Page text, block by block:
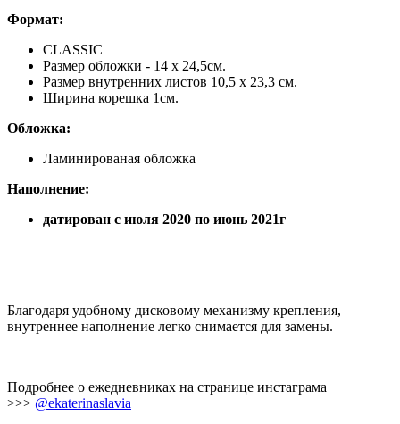
Формат:
CLASSIC
Размер обложки - 14 х 24,5см.
Размер внутренних листов 10,5 х 23,3 см.
Ширина корешка 1см.
Обложка:
Ламинированая обложка
Наполнение:
датирован с июля 2020 по июнь 2021г
Благодаря удобному дисковому механизму крепления,
внутреннее наполнение легко снимается для замены.
Подробнее о ежедневниках на странице инстаграма
>>> @ekaterinaslavia